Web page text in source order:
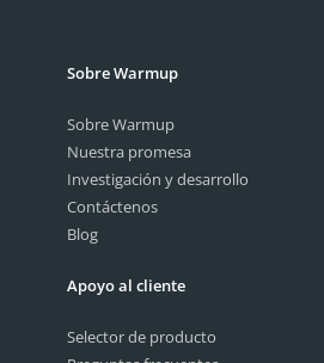
Sobre Warmup
Sobre Warmup
Nuestra promesa
Investigación y desarrollo
Contáctenos
Blog
Apoyo al cliente
Selector de producto